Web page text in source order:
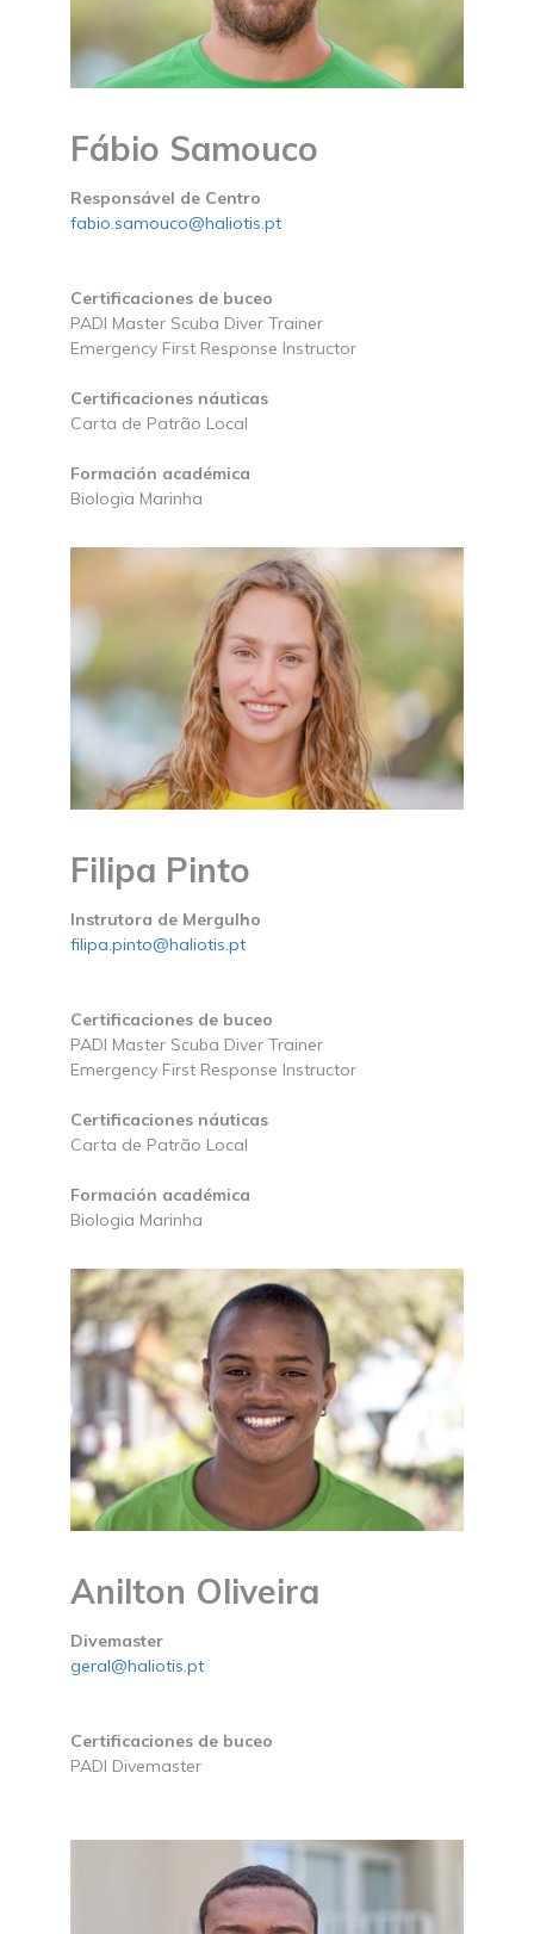
Fábio Samouco
Responsável de Centro
fabio.samouco@haliotis.pt
Certificaciones de buceo
PADI Master Scuba Diver Trainer
Emergency First Response Instructor
Certificaciones náuticas
Carta de Patrão Local
Formación académica
Biologia Marinha
Filipa Pinto
Instrutora de Mergulho
filipa.pinto@haliotis.pt
Certificaciones de buceo
PADI Master Scuba Diver Trainer
Emergency First Response Instructor
Certificaciones náuticas
Carta de Patrão Local
Formación académica
Biologia Marinha
Anilton Oliveira
Divemaster
geral@haliotis.pt
Certificaciones de buceo
PADI Divemaster